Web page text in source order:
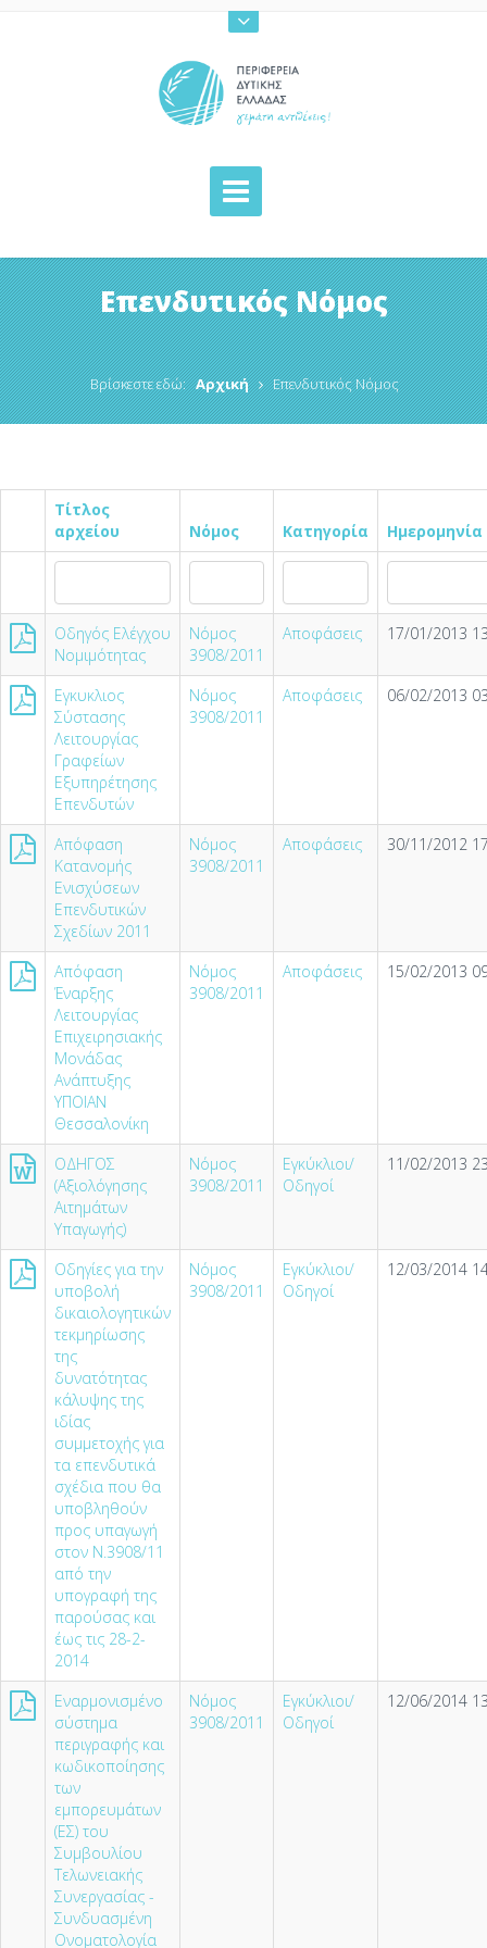
Επενδυτικός Νόμος
Βρίσκεστε εδώ: Αρχική Επενδυτικός Νόμος
Τίτλος
αρχείου
Νόμος Κατηγορία Ημερομηνία
Οδηγός Ελέγχου
Νομιμότητας
Νόμος
3908/2011
Αποφάσεις 17/01/2013
Εγκυκλιος
Σύστασης
Λειτουργίας
Γραφείων
Εξυπηρέτησης
Επενδυτών
Νόμος
3908/2011
Αποφάσεις 06/02/2013
Απόφαση
Κατανομής
Ενισχύσεων
Επενδυτικών
Σχεδίων 2011
Νόμος
3908/2011
Αποφάσεις 30/11/2012
Απόφαση
Έναρξης
Λειτουργίας
Επιχειρησιακής
Μονάδας
Ανάπτυξης
ΥΠΟΙΑΝ
Θεσσαλονίκη
Νόμος
3908/2011
Αποφάσεις 15/02/2013
ΟΔΗΓΟΣ
(Αξιολόγησης
Αιτημάτων
Υπαγωγής)
Νόμος
3908/2011
Εγκύκλιοι/
Οδηγοί
11/02/2013
Οδηγίες για την
υποβολή
δικαιολογητικών
τεκµηρίωσης
της
δυνατότητας
κάλυψης της
ιδίας
συµµετοχής για
τα επενδυτικά
σχέδια που θα
υποβληθούν
προς υπαγωγή
στον Ν.3908/11
από την
υπογραφή της
παρούσας και
έως τις 28-2-
2014
Νόμος
3908/2011
Εγκύκλιοι/
Οδηγοί
12/03/2014
Εναρμονισμένο
σύστημα
περιγραφής και
κωδικοποίησης
των
εμπορευμάτων
(ΕΣ) του
Συμβουλίου
Τελωνειακής
Συνεργασίας -
Συνδυασμένη
Ονοματολογία
Νόμος
3908/2011
Εγκύκλιοι/
Οδηγοί
12/06/2014